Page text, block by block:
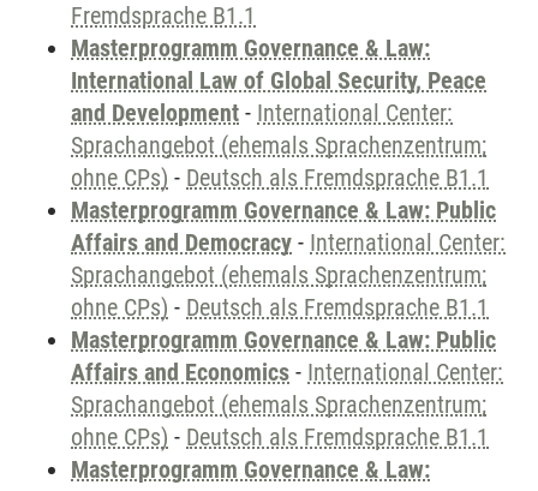
Fremdsprache B1.1
Masterprogramm Governance & Law:
International Law of Global Security, Peace
and Development - International Center:
Sprachangebot (ehemals Sprachenzentrum;
ohne CPs) - Deutsch als Fremdsprache B1.1
Masterprogramm Governance & Law: Public
Affairs and Democracy - International Center:
Sprachangebot (ehemals Sprachenzentrum;
ohne CPs) - Deutsch als Fremdsprache B1.1
Masterprogramm Governance & Law: Public
Affairs and Economics - International Center:
Sprachangebot (ehemals Sprachenzentrum;
ohne CPs) - Deutsch als Fremdsprache B1.1
Masterprogramm Governance & Law: